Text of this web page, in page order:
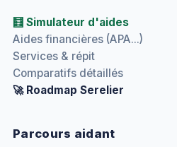
🧮 Simulateur d'aides
Aides financières (APA...)
Services & répit
Comparatifs détaillés
🚀 Roadmap Serelier
Parcours aidant